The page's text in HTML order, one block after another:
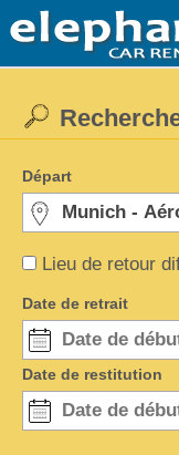
Lieu de retour
Départ
Date de retrait
Date de restitution